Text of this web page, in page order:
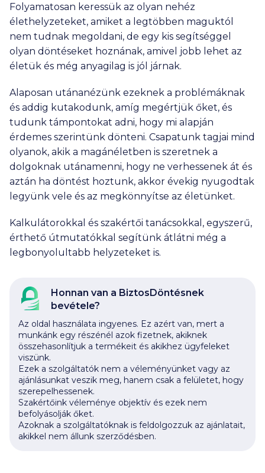
Folyamatosan keressük az olyan nehéz
élethelyzeteket, amiket a legtöbben maguktól
nem tudnak megoldani, de egy kis segítséggel
olyan döntéseket hoznának, amivel jobb lehet az
életük és még anyagilag is jól járnak.
Alaposan utánanézünk ezeknek a problémáknak
és addig kutakodunk, amíg megértjük őket, és
tudunk támpontokat adni, hogy mi alapján
érdemes szerintünk dönteni. Csapatunk tagjai mind
olyanok, akik a magánéletben is szeretnek a
dolgoknak utánamenni, hogy ne verhessenek át és
aztán ha döntést hoztunk, akkor évekig nyugodtak
legyünk vele és az megkönnyítse az életünket.
Kalkulátorokkal és szakértői tanácsokkal, egyszerű,
érthető útmutatókkal segítünk átlátni még a
legbonyolultabb helyzeteket is.
Honnan van a BiztosDöntésnek
bevétele?
Az oldal használata ingyenes. Ez azért van, mert a
munkánk egy részénél azok fizetnek, akiknek
összehasonlítjuk a termékeit és akikhez ügyfeleket
viszünk.
Ezek a szolgáltatók nem a véleményünket vagy az
ajánlásunkat veszik meg, hanem csak a felületet, hogy
szerepelhessenek.
Szakértőink véleménye objektív és ezek nem
befolyásolják őket.
Azoknak a szolgáltatóknak is feldolgozzuk az ajánlatait,
akikkel nem állunk szerződésben.